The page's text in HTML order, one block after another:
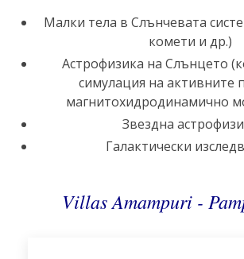
Малки тела в Слънчевата
комети и др.)
Астрофизика на Слънцето
симулация на активните
магнитохидродинамично
Звездна
Галактически
Villas Amampuri -